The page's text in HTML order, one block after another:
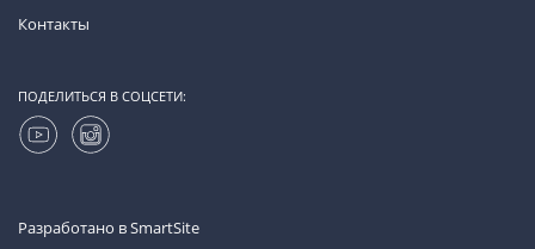
Контакты
ПОДЕЛИТЬСЯ В СОЦСЕТИ:
Разработано вSmartSite